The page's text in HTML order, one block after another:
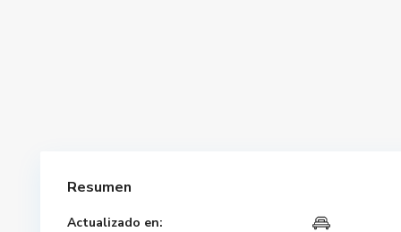
Resumen
Actualizado en: